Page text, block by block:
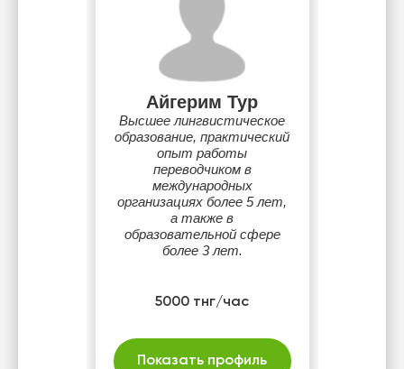
Айгерим Тур
Высшее лингвистическое
образование, практический
опыт работы
переводчиком в
международных
организациях более 5 лет,
а также в
образовательной сфере
более 3 лет.
5000 тнг/час
Показать профиль